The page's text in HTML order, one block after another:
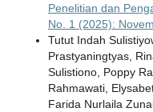
Penelitian dan
No. 1 (2025):
Tutut Indah
Prastyaningtyas,
Sulistiono, Poppy
Rahmawati,
Farida Nurlaila